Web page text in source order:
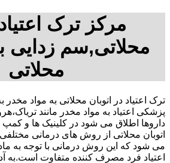
مرکز ترک
محلاتی,سم زدایی
محلاتی
ترک اعتیاد در اتوبان محلاتی به مواد مخدر
پزشکی اعتیاد به مواد مخدر مانند
داروها اطلاق می شود در کلینیک ها و کمپ
اتوبان محلاتی از روش های درمانی
می شود که این روش درمانی با توجه به
اعتیاد فرد مصرف کننده متفاوت